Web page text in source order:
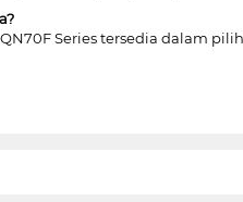
QN70F Series tersedia dalam